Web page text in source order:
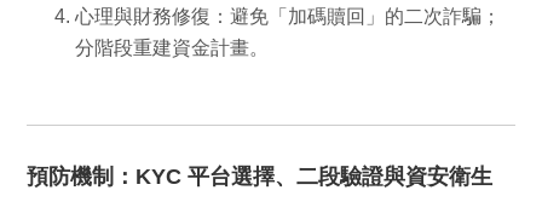
心理與財務修復 ：避免「加碼贖回」的二次詐騙；
分階段重建資金計畫。
預防機制：KYC 平台選擇、二段驗證與資安衛生